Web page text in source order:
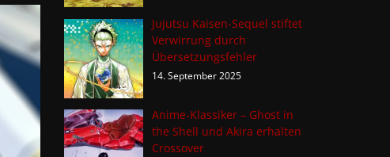
Jujutsu Kaisen-Sequel stiftet
Verwirrung durch
Übersetzungsfehler
14. September 2025
Anime-Klassiker – Ghost in
the Shell und Akira erhalten
Crossover